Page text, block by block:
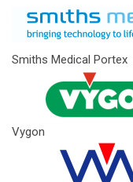
Smiths Medical Portex
Vygon